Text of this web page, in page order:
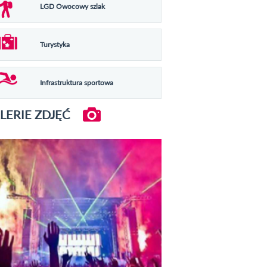
LGD Owocowy szlak
Turystyka
Infrastruktura sportowa
ZDJĘĆ